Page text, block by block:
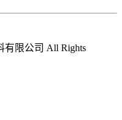
有限公司 All Rights